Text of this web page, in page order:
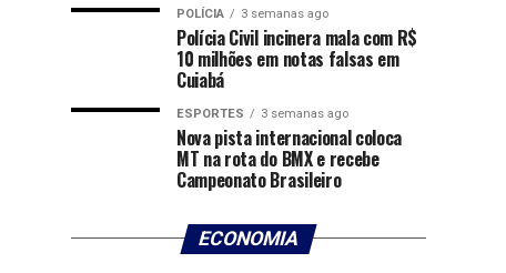
POLÍCIA 3 semanas ago
Polícia Civil incinera mala com R$
10 milhões em notas falsas em
Cuiabá
ESPORTES 3 semanas ago
Nova pista internacional coloca
MT na rota do BMX e recebe
Campeonato Brasileiro
ECONOMIA